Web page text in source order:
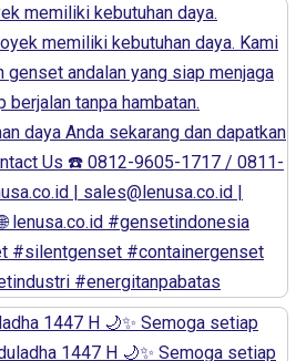
memiliki kebutuhan daya.
1447 H 🌙✨ Semoga setiap